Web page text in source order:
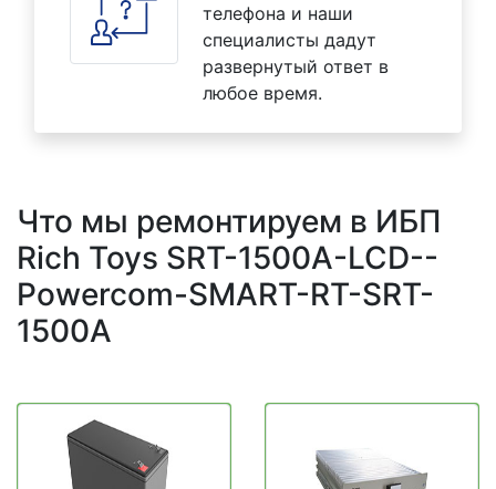
телефона и наши
специалисты дадут
развернутый ответ в
любое время.
Что мы ремонтируем в ИБП
Rich Toys SRT-1500A-LCD--
Powercom-SMART-RT-SRT-
1500A